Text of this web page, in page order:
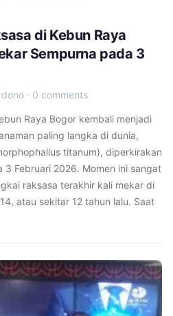
di Kebun Raya
Sempurna pada 3
· 0 comments
Raya Bogor kembali menjadi
paling langka di dunia,
titanum), diperkirakan
3 Februari 2026. Momen ini sangat
raksasa terakhir kali mekar di
atau sekitar 12 tahun lalu. Saat